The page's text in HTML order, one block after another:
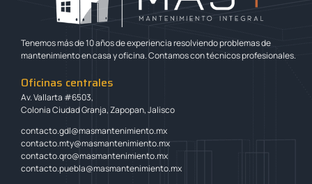
Tenemos más de 10 años de experiencia resolviendo problemas de
mantenimiento en casa y oficina. Contamos con técnicos profesionales.
Oficinas centrales
Av. Vallarta #6503,
Colonia Ciudad Granja, Zapopan, Jalisco
contacto.gdl@masmantenimiento.mx
contacto.mty@masmantenimiento.mx
contacto.qro@masmantenimiento.mx
contacto.puebla@masmantenimiento.mx